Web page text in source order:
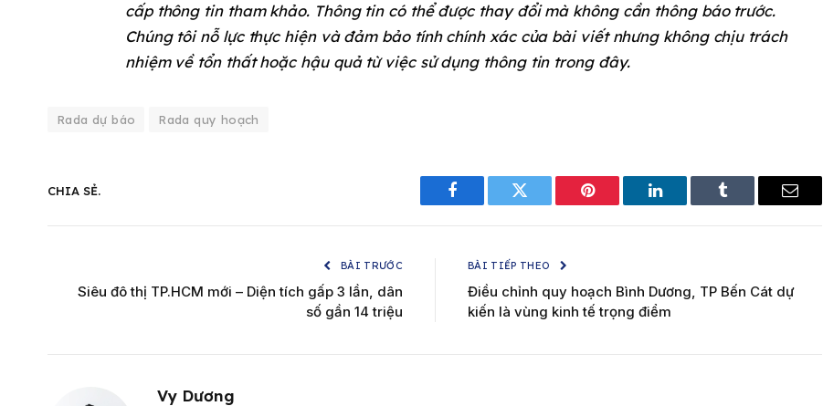
cấp thông tin tham khảo. Thông tin có thể được thay đổi mà không cần thông báo trước.
Chúng tôi nỗ lực thực hiện và đảm bảo tính chính xác của bài viết nhưng không chịu trách
nhiệm về tổn thất hoặc hậu quả từ việc sử dụng thông tin trong đây.
Rada dự báo Rada quy hoạch
CHIA SẺ.
Facebook Twitter Pinterest LinkedIn Tumblr Email
BÀI TRƯỚC
Siêu đô thị TP.HCM mới – Diện tích gấp 3 lần, dân
số gần 14 triệu
BÀI TIẾP THEO
Điều chỉnh quy hoạch Bình Dương, TP Bến Cát dự
kiến là vùng kinh tế trọng điểm
Vy Dương